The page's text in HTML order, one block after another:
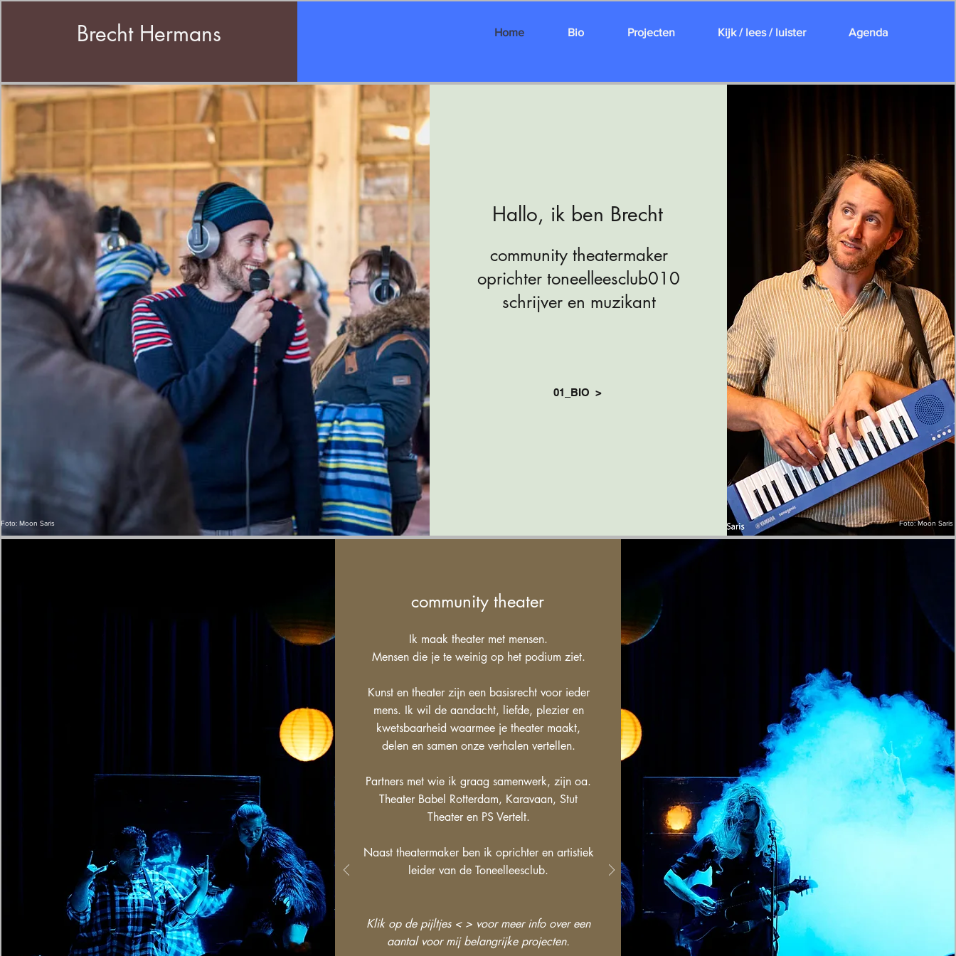
Brecht Hermans Home Bio Projecten Kijk / lees / luister Agenda
Foto: Moon Saris
Hallo, ik ben Brecht
community theatermaker
oprichter toneelleesclub010
schrijver en muzikant
01_BIO >
Foto: Moon Saris
community theater
Ik maak theater met mensen.
Mensen die je te weinig op het podium ziet.
Kunst en theater zijn een basisrecht voor ieder
mens. Ik wil de aandacht, liefde, plezier en
kwetsbaarheid waarmee je theater maakt,
delen en samen onze verhalen vertellen.
Partners met wie ik graag samenwerk, zijn oa.
Theater Babel Rotterdam, Karavaan, Stut
Theater en PS Vertelt.
Naast theatermaker ben ik oprichter en artistiek
leider van de Toneelleesclub.
Klik op de pijltjes < > voor meer info over een
aantal voor mij belangrijke projecten.